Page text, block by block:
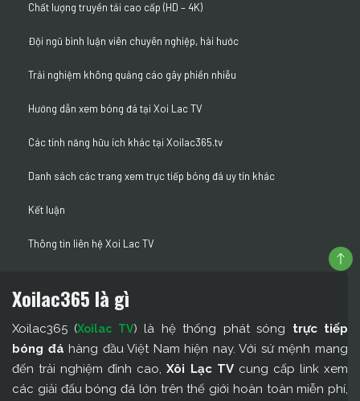
Chất lượng truyền tải cao cấp (HD – 4K)
Đội ngũ bình luận viên chuyên nghiệp, hài hước
Trải nghiệm không quảng cáo gây phiền nhiễu
Hướng dẫn xem bóng đá tại Xoi Lac TV
Các tính năng hữu ích khác tại Xoilac365.tv
Danh sách các trang xem trực tiếp bóng đá uy tín khác
Kết luận
Thông tin liên hệ Xoi Lac TV
Xoilac365 là gì
Xoilac365 (Xoilac TV) là hệ thống phát sóng trực tiếp
bóng đá hàng đầu Việt Nam hiện nay. Với sứ mệnh mang
đến trải nghiệm đỉnh cao,Xôi Lạc TVcung cấp link xem
các giải đấu bóng đá lớn trên thế giới hoàn toàn miễn phí,